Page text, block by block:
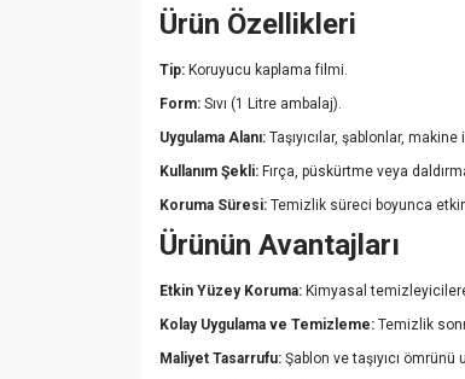
Ürün Özellikleri
Tip: Koruyucu kaplama filmi.
Form: Sıvı (1 Litre ambalaj).
Uygulama Alanı: Taşıyıcılar, şablonlar, makine
Kullanım Şekli: Fırça, püskürtme veya
Koruma Süresi: Temizlik süreci boyunca
Ürünün Avantajları
Etkin Yüzey Koruma: Kimyasal
Kolay Uygulama ve Temizleme: Temizlik
Maliyet Tasarrufu: Şablon ve taşıyıcı